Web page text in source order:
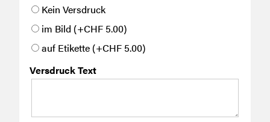
Kein Versdruck
im Bild (+CHF 5.00)
auf Etikette (+CHF 5.00)
Versdruck Text